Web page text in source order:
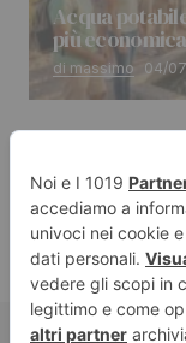
Acqua
più
di massimo 04/